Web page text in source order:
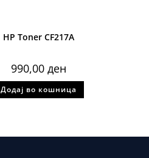
HP Toner CF217A
990,00ден
Додај во кошница